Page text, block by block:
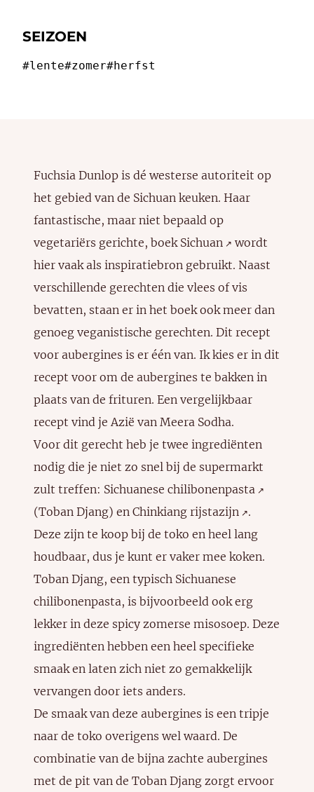
SEIZOEN
#lente#zomer#herfst
Fuchsia Dunlop is dé westerse autoriteit op
het gebied van de Sichuan keuken. Haar
fantastische, maar niet bepaald op
vegetariërs gerichte, boek Sichuan ↗️ wordt
hier vaak als inspiratiebron gebruikt. Naast
verschillende gerechten die vlees of vis
bevatten, staan er in het boek ook meer dan
genoeg veganistische gerechten. Dit recept
voor aubergines is er één van. Ik kies er in dit
recept voor om de aubergines te bakken in
plaats van de frituren. Een vergelijkbaar
recept vind jeAzië van Meera Sodha.
Voor dit gerecht heb je twee ingrediënten
nodig die je niet zo snel bij de supermarkt
zult treffen: Sichuanese chilibonenpasta ↗️
(Toban Djang) en Chinkiang rijstazijn ↗️.
Deze zijn te koop bij de toko en heel lang
houdbaar, dus je kunt er vaker mee koken.
Toban Djang, een typisch Sichuanese
chilibonenpasta, is bijvoorbeeld ook erg
lekker in deze spicy zomerse misosoep. Deze
ingrediënten hebben een heel specifieke
smaak en laten zich niet zo gemakkelijk
vervangen door iets anders.
De smaak van deze aubergines is een tripje
naar de toko overigens wel waard. De
combinatie van de bijna zachte aubergines
met de pit van de Toban Djang zorgt ervoor